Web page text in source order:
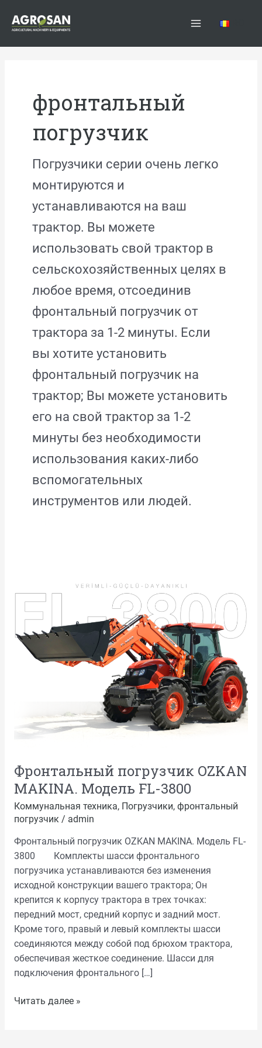
фронтальный
погрузчик
Погрузчики серии очень легко
монтируются и
устанавливаются на ваш
трактор. Вы можете
использовать свой трактор в
сельскохозяйственных целях в
любое время, отсоединив
фронтальный погрузчик от
трактора за 1-2 минуты. Если
вы хотите установить
фронтальный погрузчик на
трактор; Вы можете установить
его на свой трактор за 1-2
минуты без необходимости
использования каких-либо
вспомогательных
инструментов или людей.
Фронтальный погрузчик OZKAN
MAKINA. Модель FL-3800
Коммунальная техника, Погрузчики, фронтальный
погрузчик/ admin
Фронтальный погрузчик OZKAN MAKINA. Модель FL-
3800 Комплекты шасси фронтального
погрузчика устанавливаются без изменения
исходной конструкции вашего трактора; Он
крепится к корпусу трактора в трех точках:
передний мост, средний корпус и задний мост.
Кроме того, правый и левый комплекты шасси
соединяются между собой под брюхом трактора,
обеспечивая жесткое соединение. Шасси для
подключения фронтального […]
MAKINA.
FL-
3800
Читать далее »